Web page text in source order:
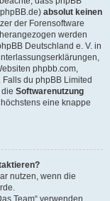
absolut keinen
der Forensoftware
werden
Deutschland e. V. in
phpbb.com,
du phpBB Limited
Softwarenutzung
eine knappe
nutzen, wenn die
Team“ verwenden.